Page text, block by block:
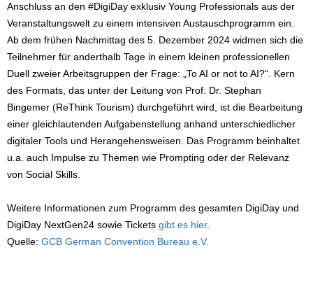
Anschluss an den #DigiDay exklusiv Young Professionals aus der
Veranstaltungswelt zu einem intensiven Austauschprogramm ein.
Ab dem frühen Nachmittag des 5. Dezember 2024 widmen sich die
Teilnehmer für anderthalb Tage in einem kleinen professionellen
Duell zweier Arbeitsgruppen der Frage: „To AI or not to AI?“. Kern
des Formats, das unter der Leitung von Prof. Dr. Stephan
Bingemer (ReThink Tourism) durchgeführt wird, ist die Bearbeitung
einer gleichlautenden Aufgabenstellung anhand unterschiedlicher
digitaler Tools und Herangehensweisen. Das Programm beinhaltet
u.a. auch Impulse zu Themen wie Prompting oder der Relevanz
von Social Skills.
Weitere Informationen zum Programm des gesamten DigiDay und
DigiDay NextGen24 sowie Tickets gibt es hier.
Quelle: GCB German Convention Bureau e.V.